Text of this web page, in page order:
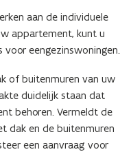
aan de individuele
appartement, kunt u
voor eengezinswoningen.
of buitenmuren van uw
duidelijk staan dat
behoren. Vermeldt de
dak en de buitenmuren
een aanvraag voor